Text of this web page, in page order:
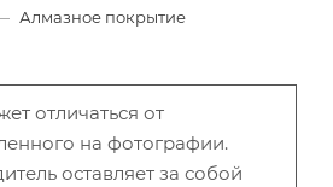
Алмазное покрытие
отличаться от
на фотографии.
оставляет за собой